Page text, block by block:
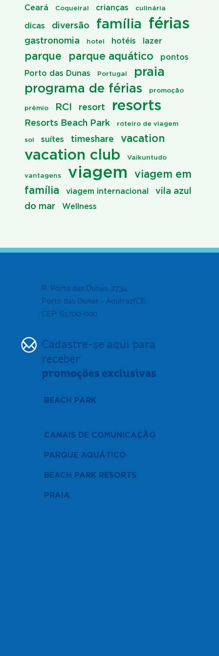
Ceará Coqueiral crianças culinária
dicas diversão família férias
gastronomia hotel hotéis lazer
parque parque aquático
pontos
Porto das Dunas
Portugal
praia
programa de férias
promoção
prêmio RCI resort resorts
Resorts Beach Park roteiro de viagem
sol suítes timeshare vacation
vacation club Vaikuntudo
vantagens viagem
viagem em
família
viagem internacional
vila azul
do mar
Wellness
R. Porto das Dunas, 2734
Porto das Dunas - Aquiraz/CE
CEP: 61700-000
Cadastre-se aqui para
receber
promoções exclusivas
BEACH PARK
CANAIS DE COMUNICAÇÃO
PARQUE AQUÁTICO
BEACH PARK RESORTS
PRAIA